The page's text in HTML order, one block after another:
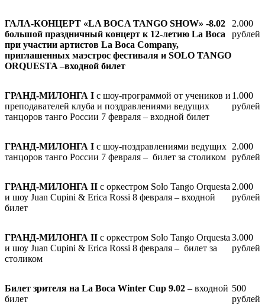
ГАЛА-КОНЦЕРТ «LA BOCA TANGO SHOW» -8.02
большой праздничный концерт к 12-летию La Boca
при участии артистов La Boca Company,
приглашенных маэстрос фестиваля и SOLO TANGO
ORQUESTA –входной билет
2.000
рублей
ГРАНД-МИЛОНГА I c шоу-программой от учеников и
преподавателей клуба и поздравлениями ведущих
танцоров танго России 7 февраля – входной билет
1.000
рублей
ГРАНД-МИЛОНГА I c шоу-поздравлениями ведущих
танцоров танго России 7 февраля – билет за столиком
2.000
рублей
ГРАНД-МИЛОНГА II c оркестром Solo Tango Orquesta
и шоу Juan Cupini & Erica Rossi 8 февраля – входной
билет
2.000
рублей
ГРАНД-МИЛОНГА II c оркестром Solo Tango Orquesta
и шоу Juan Cupini & Erica Rossi 8 февраля – билет за
столиком
3.000
рублей
Билет зрителя на La Boca Winter Cup 9.02 – входной
билет
500
рублей